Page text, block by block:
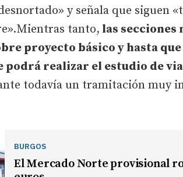
y señala que siguen
tanto, las secciones
proyecto básico y hasta que
podrá realizar el estudio de
todavía un tramitación muy
BURGOS
El Mercado Norte provisional